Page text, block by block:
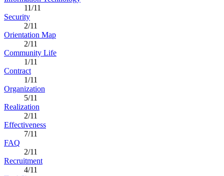
11/11
Security
2/11
Orientation Map
2/11
Community Life
1/11
Contract
1/11
Organization
5/11
Realization
2/11
Effectiveness
7/11
FAQ
2/11
Recruitment
4/11